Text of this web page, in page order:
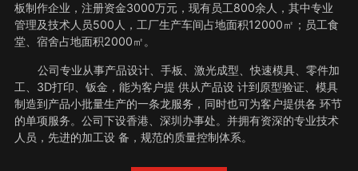
板制作企业，注册资金3000万元，现有员工800余人，其中专业
管理及技术人员500人，工厂生产车间占地面积12000㎡；员工食
堂、宿舍占地面积2000㎡。
公司专业从事产品设计、手板、激光成型、快速模具、零件加
工、3D打印、钣金，能为客户提 供从产品设 计到原型验证、模具
制造到产品小批量生产的一条龙服务，同时也可为客户提供各 环节
的单项服务。公司下设香港、深圳办事处。并拥有资深的专业技术
人员，先进的加工设 备，规范的质量控制体系。